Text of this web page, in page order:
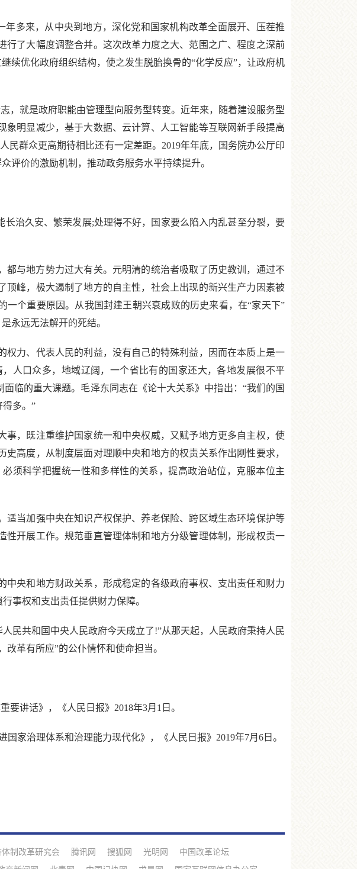
多来，从中央到地方，深化党和国家机构改革全面展开、压茬推
了大幅度调整合并。这次改革力度之大、范围之广、程度之深前
续优化政府组织结构，使之发生脱胎换骨的“化学反应”，让政府机
就是政府职能由管理型向服务型转变。近年来，随着建设服务型
明显减少，基于大数据、云计算、人工智能等互联网新手段提高
民群众更高期待相比还有一定差距。2019年年底，国务院办公厅印
评价的激励机制，推动政务服务水平持续提升。
治久安、繁荣发展;处理得不好，国家要么陷入内乱甚至分裂，要
与地方势力过大有关。元明清的统治者吸取了历史教训，通过不
峰，极大遏制了地方的自主性，社会上出现的新兴生产力因素被
个重要原因。从我国封建王朝兴衰成败的历史来看，在“家天下”
永远无法解开的死结。
力、代表人民的利益，没有自己的特殊利益，因而在本质上是一
人口众多，地域辽阔，一个省比有的国家还大，各地发展很不平
临的重大课题。毛泽东同志在《论十大关系》中指出：“我们的国
多。”
，既注重维护国家统一和中央权威，又赋予地方更多自主权，使
高度，从制度层面对理顺中央和地方的权责关系作出刚性要求，
须科学把握统一性和多样性的关系，提高政治站位，克服本位主
当加强中央在知识产权保护、养老保险、跨区域生态环境保护等
开展工作。规范垂直管理体制和地方分级管理体制，形成权责一
央和地方财政关系，形成稳定的各级政府事权、支出责任和财力
事权和支出责任提供财力保障。
共和国中央人民政府今天成立了!”从那天起，人民政府秉持人民
革有所应”的公仆情怀和使命担当。
讲话》，《人民日报》2018年3月1日。
治理体系和治理能力现代化》，《人民日报》2019年7月6日。
制改革研究会 腾讯网 搜狐网 光明网
中国改革论坛